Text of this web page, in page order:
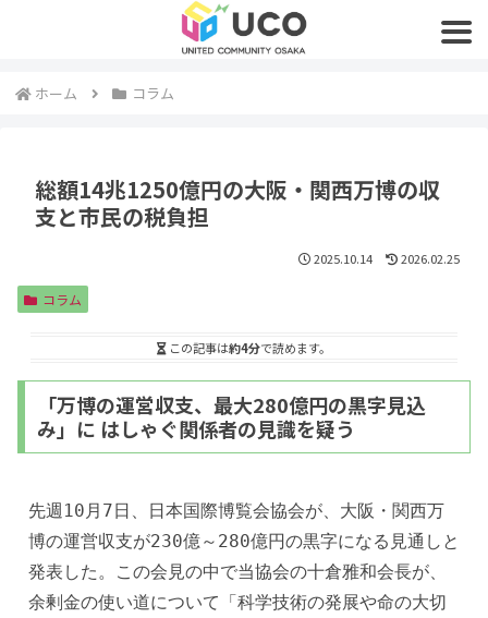
ホーム コラム
総額14兆1250億円の大阪・関西万博の収
支と市民の税負担
2025.10.14 2026.02.25
コラム
この記事は約4分で読めます。
「万博の運営収支、最大280億円の黒字見込
み」に はしゃぐ関係者の見識を疑う
先週10月7日、日本国際博覧会協会が、大阪・関西万
博の運営収支が230億～280億円の黒字になる見通しと
発表した。この会見の中で当協会の十倉雅和会長が、
余剰金の使い道について「科学技術の発展や命の大切